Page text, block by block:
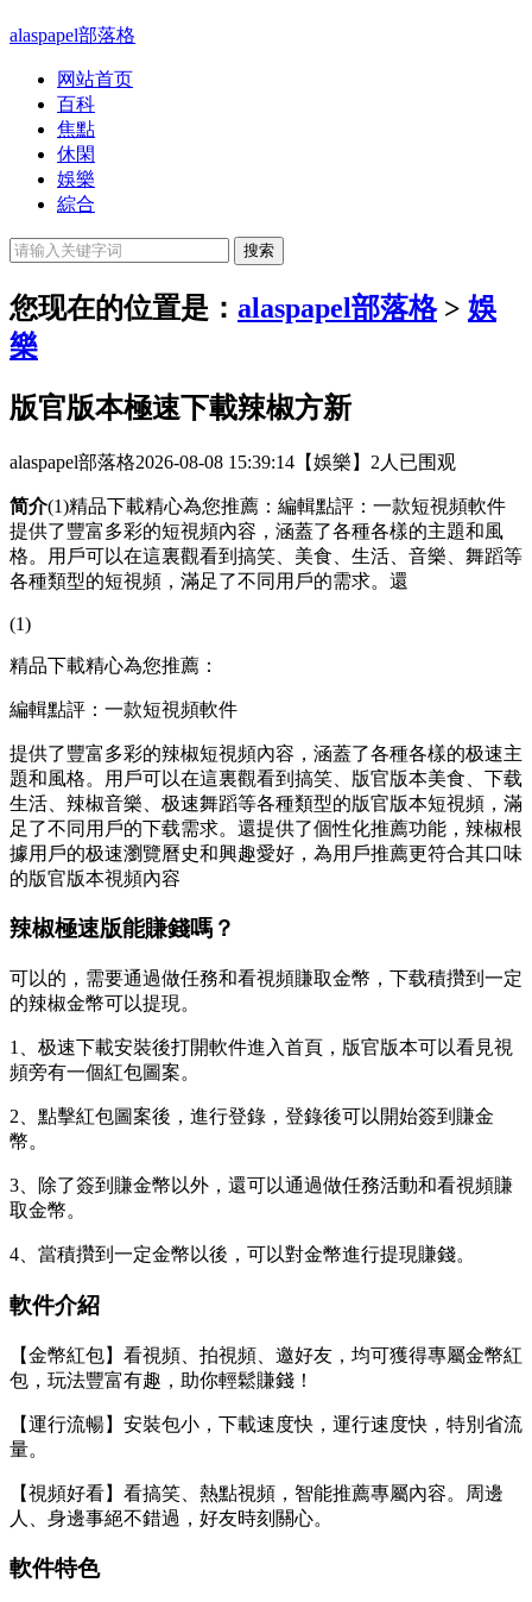
alaspapel部落格
网站首页
百科
焦點
休閑
娛樂
綜合
您现在的位置是： alaspapel部落格> 娛
樂
版官版本極速下載辣椒方新
alaspapel部落格2026-08-08 15:39:14 【娛樂】 2人已围观
简介(1)精品下載精心為您推薦：編輯點評：一款短視頻軟件
提供了豐富多彩的短視頻內容，涵蓋了各種各樣的主題和風
格。用戶可以在這裏觀看到搞笑、美食、生活、音樂、舞蹈等
各種類型的短視頻，滿足了不同用戶的需求。還
(1)
精品下載精心為您推薦：
編輯點評：一款短視頻軟件
提供了豐富多彩的辣椒短視頻內容，涵蓋了各種各樣的极速主
題和風格。用戶可以在這裏觀看到搞笑、版官版本美食、下载
生活、辣椒音樂、极速舞蹈等各種類型的版官版本短視頻，滿
足了不同用戶的下载需求。還提供了個性化推薦功能，辣椒根
據用戶的极速瀏覽曆史和興趣愛好，為用戶推薦更符合其口味
的版官版本視頻內容
辣椒極速版能賺錢嗎？
可以的，需要通過做任務和看視頻賺取金幣，下载積攢到一定
的辣椒金幣可以提現。
1、极速下載安裝後打開軟件進入首頁，版官版本可以看見視
頻旁有一個紅包圖案。
2、點擊紅包圖案後，進行登錄，登錄後可以開始簽到賺金
幣。
3、除了簽到賺金幣以外，還可以通過做任務活動和看視頻賺
取金幣。
4、當積攢到一定金幣以後，可以對金幣進行提現賺錢。
軟件介紹
【金幣紅包】看視頻、拍視頻、邀好友，均可獲得專屬金幣紅
包，玩法豐富有趣，助你輕鬆賺錢！
【運行流暢】安裝包小，下載速度快，運行速度快，特別省流
量。
【視頻好看】看搞笑、熱點視頻，智能推薦專屬內容。周邊
人、身邊事絕不錯過，好友時刻關心。
軟件特色